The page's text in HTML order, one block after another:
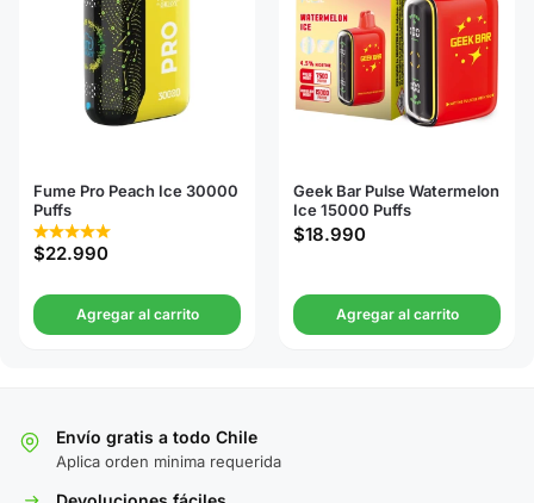
Fume Pro Peach Ice 30000
Puffs
$22.990
Agregar al carrito
Geek Bar Pulse Watermelon
Ice 15000 Puffs
$18.990
Agregar al carrito
Envío gratis a todo Chile
Aplica orden minima requerida